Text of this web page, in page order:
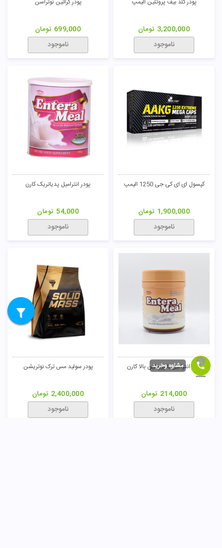
پودر گلد بیف پروتئین الیمپ
3,200,000 تومان
ناموجود
پودر کراتین نوتراسن
699,000 تومان
ناموجود
کپسول ای ای کی جی 1250 الیمپ
1,900,000 تومان
ناموجود
پودر انترامیل پدیاتریک کارن
54,000 تومان
ناموجود
پودر انترامیل با پروتئین بالا کارن
214,000 تومان
ناموجود
پودر سولید مس ترک نوتریشن
2,400,000 تومان
ناموجود
مشاوه وخرید